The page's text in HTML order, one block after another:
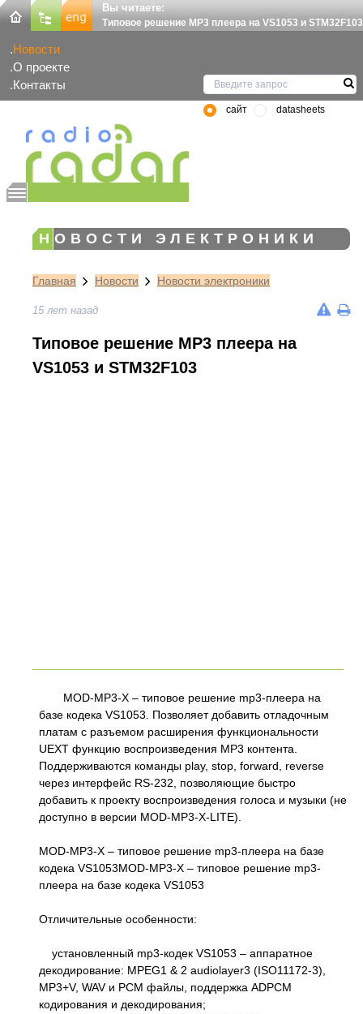
Вы читаете:
Типовое решение MP3 плеера на VS1053 и STM32F103
Новости
О проекте
Контакты
сайт datasheets
НОВОСТИ ЭЛЕКТРОНИКИ
Главная Новости Новости электроники
15 лет назад
Типовое решение MP3 плеера на
VS1053 и STM32F103
MOD-MP3-X – типовое решение mp3-плеера на
базе кодека VS1053. Позволяет добавить отладочным
платам с разъемом расширения функциональности
UEXT функцию воспроизведения MP3 контента.
Поддерживаются команды play, stop, forward, reverse
через интерфейс RS-232, позволяющие быстро
добавить к проекту воспроизведения голоса и музыки (не
доступно в версии MOD-MP3-X-LITE).
MOD-MP3-X – типовое решение mp3-плеера на базе
кодека VS1053MOD-MP3-X – типовое решение mp3-
плеера на базе кодека VS1053
Отличительные особенности:
установленный mp3-кодек VS1053 – аппаратное
декодирование: MPEG1 & 2 audiolayer3 (ISO11172-3),
MP3+V, WAV и PCM файлы, поддержка ADPCM
кодирования и декодирования;